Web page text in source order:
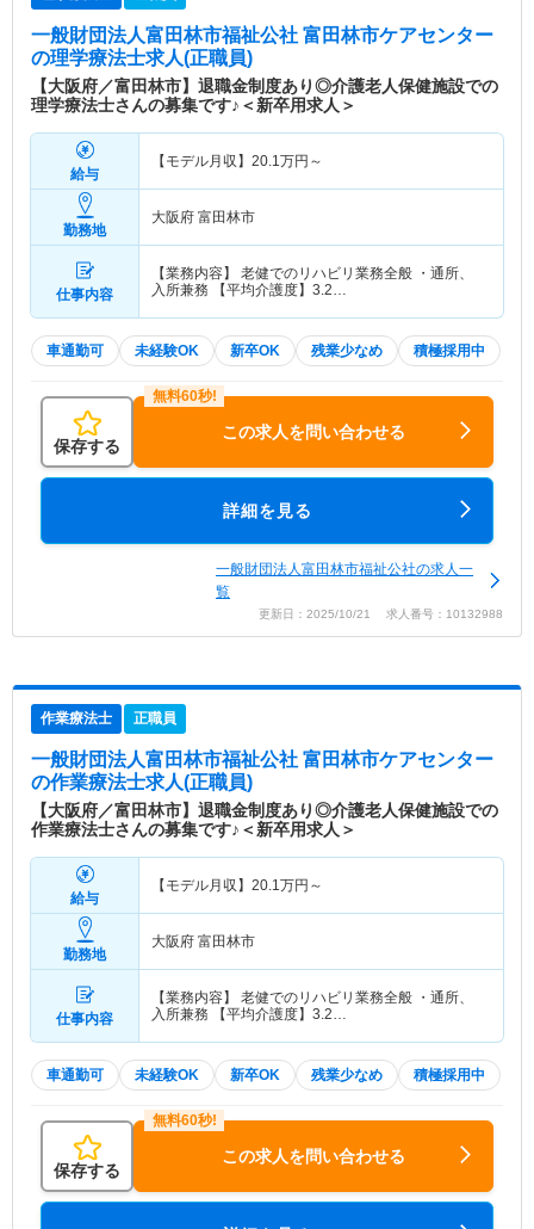
一般財団法人富田林市福祉公社 富田林市ケアセンター
の理学療法士求人(正職員)
【大阪府／富田林市】退職金制度あり◎介護老人保健施設での
理学療法士さんの募集です♪＜新卒用求人＞
給与
【モデル月収】 20.1 万円～
勤務地
大阪府 富田林市
仕事内容
【業務内容】 老健でのリハビリ業務全般 ・通所、
入所兼務 【平均介護度】3.2…
車通勤可 未経験OK 新卒OK 残業少なめ 積極採用中
保存する
この求人を問い合わせる
詳細を見る
一般財団法人富田林市福祉公社の求人一
覧
更新日：2025/10/21 求人番号：10132988
作業療法士 正職員
一般財団法人富田林市福祉公社 富田林市ケアセンター
の作業療法士求人(正職員)
【大阪府／富田林市】退職金制度あり◎介護老人保健施設での
作業療法士さんの募集です♪＜新卒用求人＞
給与
【モデル月収】 20.1 万円～
勤務地
大阪府 富田林市
仕事内容
【業務内容】 老健でのリハビリ業務全般 ・通所、
入所兼務 【平均介護度】3.2…
車通勤可 未経験OK 新卒OK 残業少なめ 積極採用中
保存する
この求人を問い合わせる